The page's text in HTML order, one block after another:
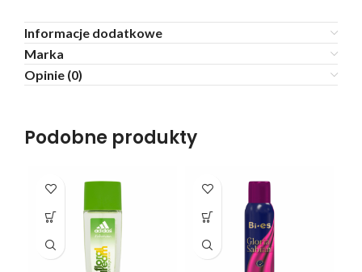
Informacje dodatkowe
Marka
Opinie (0)
Podobne produkty